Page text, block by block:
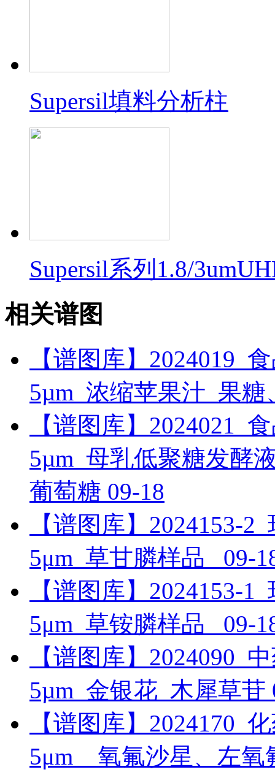
Supersil填料分析柱
Supersil系列1.8/
相关谱图
【谱图库】2024019_
5µm_浓缩苹果汁_果
【谱图库】2024021_
5µm_母乳低聚糖发酵
葡萄糖 09-18
【谱图库】2024153-
5μm_草甘膦样品_ 09-
【谱图库】2024153-
5μm_草铵膦样品_ 09-
【谱图库】2024090_
5µm_金银花_木犀草苷
【谱图库】2024170_
5μm__氧氟沙星、左